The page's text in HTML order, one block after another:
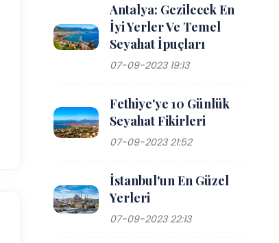
Antalya: Gezilecek En
İyi Yerler Ve Temel
Seyahat İpuçları
07-09-2023 19:13
Fethiye'ye 10 Günlük
Seyahat Fikirleri
07-09-2023 21:52
İstanbul'un En Güzel
Yerleri
07-09-2023 22:13